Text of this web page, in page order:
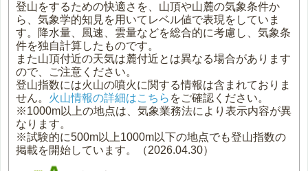
登山をするための快適さを、山頂や山麓の気象条件か
ら、気象学的知見を用いてレベル値で表現をしていま
す。降水量、風速、雲量などを総合的に考慮し、気象条
件を独自計算したものです。
また山頂付近の天気は麓付近とは異なる場合があります
ので、ご注意ください。
登山指数には火山の噴火に関する情報は含まれておりま
せん。 火山情報の詳細はこちら をご確認ください。
※1000m以上の地点は、気象業務法により表示内容が異
なります。
※試験的に500m以上1000m以下の地点でも登山指数の
掲載を開始しています。（2026.04.30）